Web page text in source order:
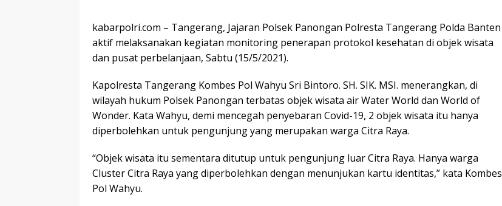
kabarpolri.com – Tangerang, Jajaran Polsek Panongan Polresta Tangerang Polda Banten
aktif melaksanakan kegiatan monitoring penerapan protokol kesehatan di objek wisata
dan pusat perbelanjaan, Sabtu (15/5/2021).
Kapolresta Tangerang Kombes Pol Wahyu Sri Bintoro. SH. SIK. MSI. menerangkan, di
wilayah hukum Polsek Panongan terbatas objek wisata air Water World dan World of
Wonder. Kata Wahyu, demi mencegah penyebaran Covid-19, 2 objek wisata itu hanya
diperbolehkan untuk pengunjung yang merupakan warga Citra Raya.
“Objek wisata itu sementara ditutup untuk pengunjung luar Citra Raya. Hanya warga
Cluster Citra Raya yang diperbolehkan dengan menunjukan kartu identitas,” kata Kombes
Pol Wahyu.